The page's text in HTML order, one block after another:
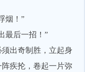
烟！”
后一招！”
出奇制胜，立起身
疾抡，卷起一片弥